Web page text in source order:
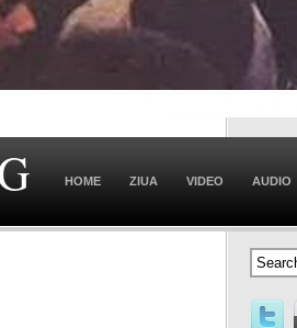
HOME ZIUA VIDEO AUDIO